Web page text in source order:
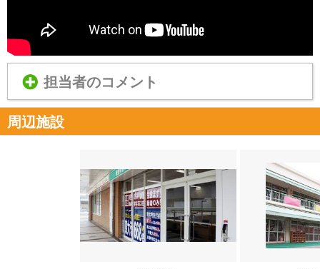
担当者のコメント
周辺施設